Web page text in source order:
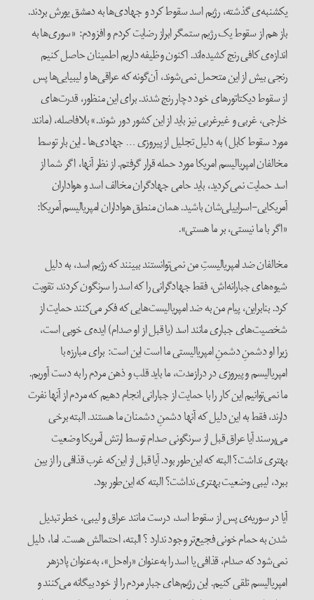
یکشنبه‌ی گذشته، رژیم اسد سقوط کرد و جهادی‌ها به دمشق یورش بردند.
باز هم از سقوط یک رژیم ستمگر ابراز رضایت کردم و افزودم: «سوری‌ها به
اندازه‌ی کافی رنج کشیده‌اند. اکنون وظیفه داریم اطمینان حاصل کنیم
رنجی بیش از این متحمل نمی‌شوند، آن‌گونه که عراقی‌ها و لیبیایی‌ها پس
از سقوط دیکتاتورهای خود دچار رنج شدند. برای این منظور، قدرت‌های
خارجی، غربی و غیرغربی نیز باید از این کشور دور شوند.» بلافاصله، (مانند
مورد سقوط کابل) به دلیل تجلیل از پیروزی … جهادی‌ها – این بار توسط
مخالفان امپریالیسم امریکا مورد حمله قرار گرفتم. از نظر آنها، اگر شما از
اسد حمایت نمی‌کردید، باید حامی جهادگران مخالف اسد و هواداران
آمریکایی-اسراییلی‌شان باشید. همان منطق هواداران امپریالیسم آمریکا:
«اگر با ما نیستی، بر ما هستی».
مخالفان ضد امپریالیستِ من نمی‌توانستند ببینند که رژیم اسد، به دلیل
شیوه‌های جبارانه‌اش، فقط جهادگرانی را که اسد را سرنگون کردند، تقویت
کرد. بنابراین، پیام من به ضد امپریالیست‌هایی که فکر می‌کنند حمایت از
شخصیت‌های جباری مانند اسد (یا قبل از او صدام) ایده‌ی خوبی است،
زیرا او دشمنِ دشمنِ امپریالیستی ما است این است: برای مبارزه با
امپریالیسم و ​​پیروزی در درازمدت، ما باید قلب و ذهن مردم را به دست آوریم.
ما نمی‌توانیم این کار را با حمایت از جبارانی انجام دهیم که مردم از آنها نفرت
دارند، فقط به این دلیل که آنها دشمنِ دشمنان ما هستند. البته برخی
می‌پرسند آیا عراق قبل از سرنگونی صدام توسط ارتش آمریکا وضعیت
بهتری نداشت؟ البته که این‌طور بود. آیا قبل از این‌که غرب قذافی را از بین
ببرد، لیبی وضعیت بهتری نداشت؟ البته که این‌طور بود.
آیا در سوریه‌ی پس از سقوط اسد، درست مانند عراق و لیبی، خطر تبدیل
شدن به حمام خونی فجیع‌تر وجود ندارد ؟ البته، احتمالش هست. اما، دلیل
نمی‌شود که صدام، قذافی یا اسد را به‌عنوان «راه‌حل»، به‌عنوان پادزهر
امپریالیسم تلقی کنیم. این رژیم‌های جبار مردم را از خود بیگانه می‌کنند و